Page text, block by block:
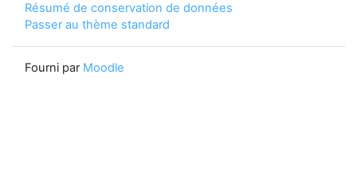
Résumé de conservation de données
Passer au thème standard
Fourni par Moodle